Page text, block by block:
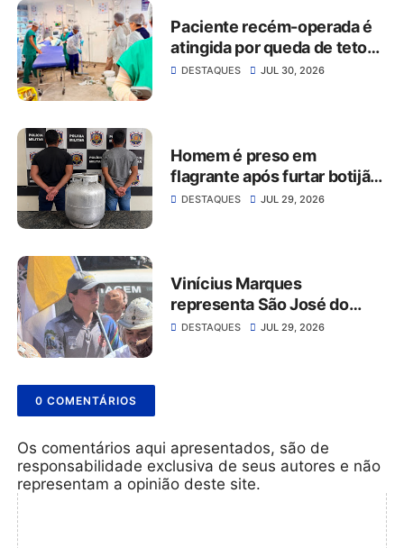
Paciente recém-operada é
atingida por queda de teto
no Hospital da Restauração
DESTAQUES JUL 30, 2026
Homem é preso em
flagrante após furtar botijão
de gás de estabelecimento
DESTAQUES JUL 29, 2026
Vinícius Marques
representa São José do
Belmonte na 56ª Missa do
DESTAQUES JUL 29, 2026
0 COMENTÁRIOS
Os comentários aqui apresentados, são de
responsabilidade exclusiva de seus autores e não
representam a opinião deste site.